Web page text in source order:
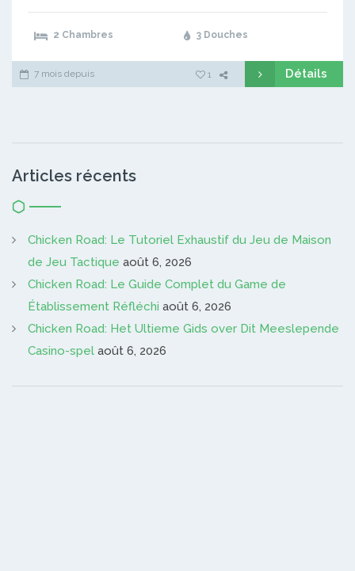
2 Chambres 3 Douches
7 mois depuis 1 Détails
Articles récents
Chicken Road: Le Tutoriel Exhaustif du Jeu de Maison
de Jeu Tactique août 6, 2026
Chicken Road: Le Guide Complet du Game de
Établissement Réfléchi août 6, 2026
Chicken Road: Het Ultieme Gids over Dit Meeslepende
Casino-spel août 6, 2026